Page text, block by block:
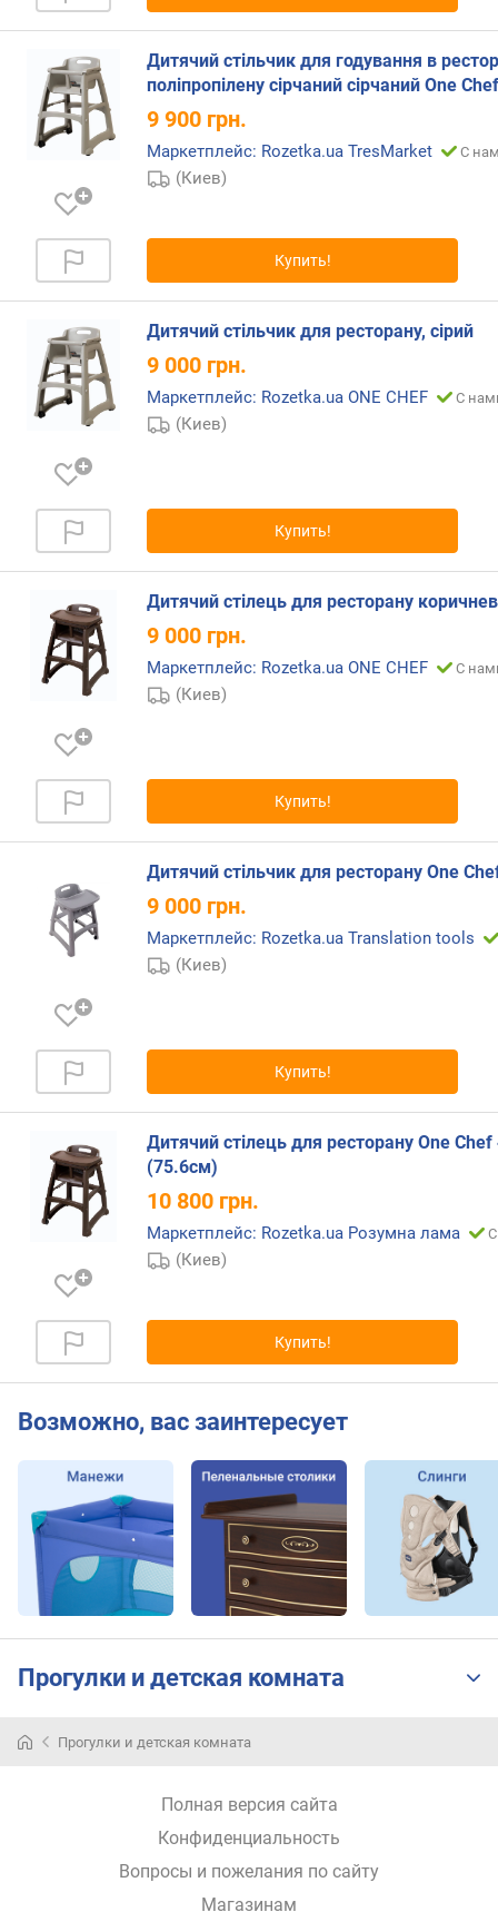
о
д
о
р
и
к
е
в
ы
м
о
з
ы
а
м
д
а
т
д
о
а
в
л
и
о
л
и
ч
т
в
п
р
д
л
е
и
й
а
с
Дитячий стільчик для годування в
поліпропілену сірчаний сірчаний One Chef
9 900 грн.
Маркетплейс: Rozetka.ua TresMarket С
(Киев)
Купить!
Дитячий стільчик для ресторану, сірий
9 000 грн.
Маркетплейс: Rozetka.ua ONE CHEF С
(Киев)
Купить!
Дитячий стілець для ресторану
9 000 грн.
Маркетплейс: Rozetka.ua ONE CHEF С
(Киев)
Купить!
Дитячий стільчик для ресторану One
9 000 грн.
Маркетплейс: Rozetka.ua Translation tools
(Киев)
Купить!
Дитячий стілець для ресторану One
(75.6см)
10 800 грн.
Маркетплейс: Rozetka.ua Розумна лама
(Киев)
Купить!
Возможно, вас заинтересует
Прогулки и детская комната
Прогулки и детская комната
Полная версия сайта
Конфиденциальность
Вопросы и пожелания по сайту
Магазинам